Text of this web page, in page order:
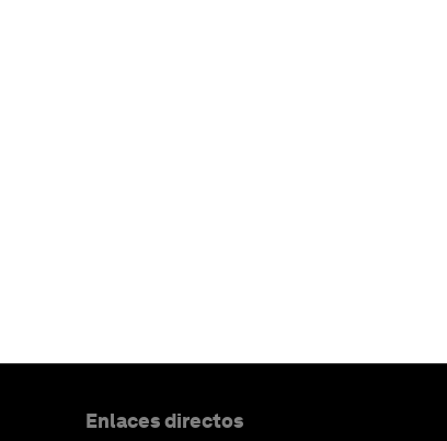
Enlaces directos